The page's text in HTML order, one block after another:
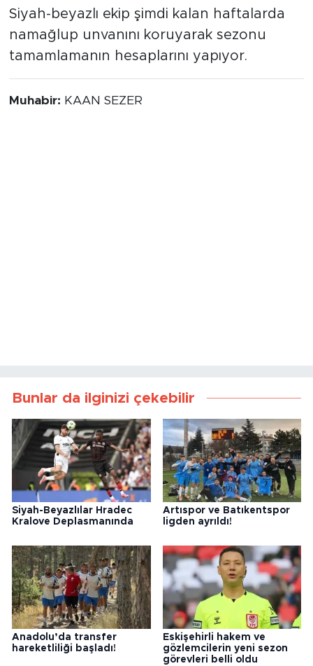
Siyah-beyazlı ekip şimdi kalan haftalarda
namağlup unvanını koruyarak sezonu
tamamlamanın hesaplarını yapıyor.
Muhabir: KAAN SEZER
Bunlar da ilginizi çekebilir
Siyah-Beyazlılar Hradec
Kralove Deplasmanında
Artıspor ve Batıkentspor
ligden ayrıldı!
Anadolu’da transfer
hareketliliği başladı!
Eskişehirli hakem ve
gözlemcilerin yeni sezon
görevleri belli oldu